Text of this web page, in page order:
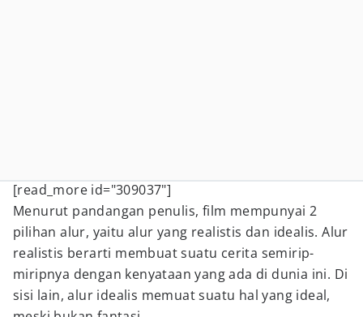
[read_more id="309037"]
Menurut pandangan penulis, film mempunyai 2
pilihan alur, yaitu alur yang realistis dan idealis. Alur
realistis berarti membuat suatu cerita semirip-
miripnya dengan kenyataan yang ada di dunia ini. Di
sisi lain, alur idealis memuat suatu hal yang ideal,